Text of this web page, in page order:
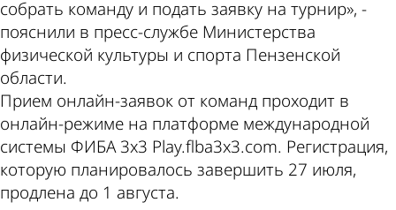
собрать команду и подать заявку на турнир», -
пояснили в пресс-службе Министерства
физической культуры и спорта Пензенской
области.
Прием онлайн-заявок от команд проходит в
онлайн-режиме на платформе международной
системы ФИБА 3х3 Play.flba3x3.com. Регистрация,
которую планировалось завершить 27 июля,
продлена до 1 августа.